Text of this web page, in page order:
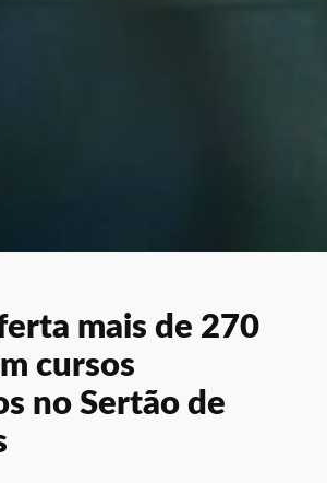
mais de 270
cursos
no Sertão de